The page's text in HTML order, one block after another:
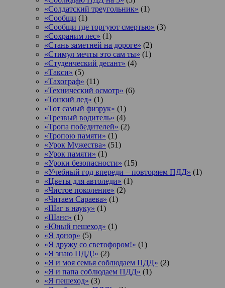
«Солдатский треугольник» (1)
«Сообщи (1)
«Сообщи где торгуют смертью» (3)
«Сохраним лес» (1)
«Стань заметней на дороге» (2)
«Стимул мечты это сам ты» (1)
«Студенческий десант» (4)
«Такси» (5)
«Тахограф» (11)
«Технический осмотр» (6)
«Тонкий лед» (1)
«Тот самый физрук» (1)
«Трезвый водитель» (4)
«Тропа победителей» (2)
«Тропою памяти» (1)
«Урок Мужества» (51)
«Урок памяти» (1)
«Уроки безопасности» (15)
«Учебный год впереди – повторяем ПДД» (1)
«Цветы для автоледи» (1)
«Чистое поколение» (2)
«Читаем Сараева» (1)
«Шаг в науку» (1)
«Шанс» (1)
«Юный пешеход» (1)
«Я донор» (5)
«Я дружу со светофором!» (1)
«Я знаю ПДД!» (2)
«Я и моя семья соблюдаем ПДД» (2)
«Я и папа соблюдаем ПДД» (1)
«Я пешеход» (3)